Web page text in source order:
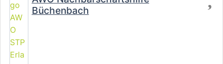
Büchenbach